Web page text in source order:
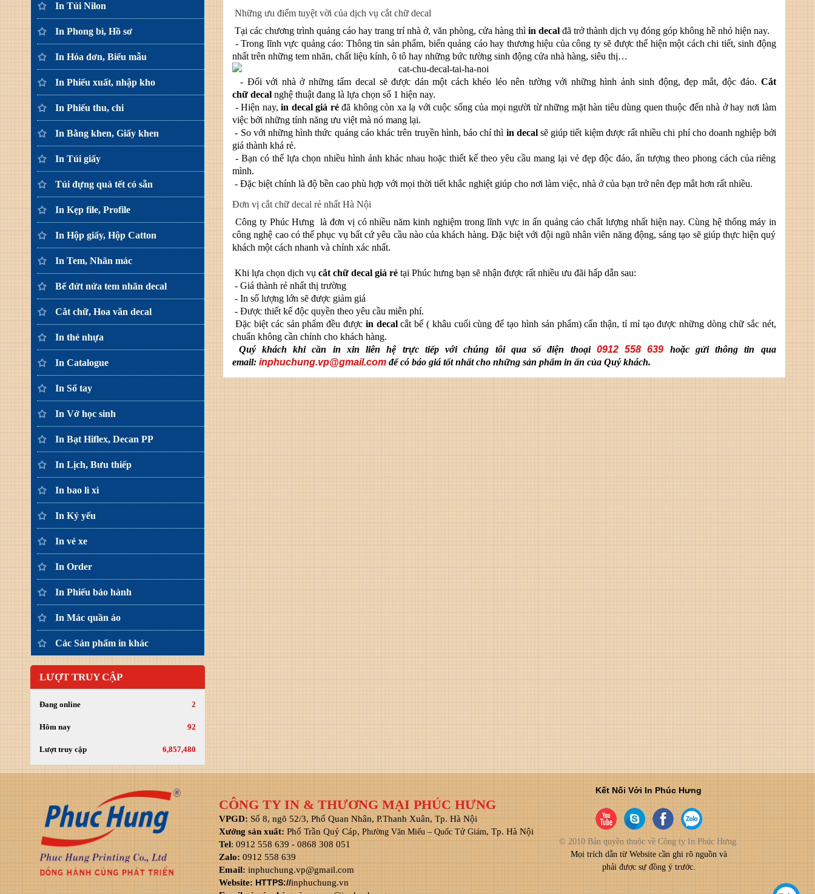
In Túi Nilon
In Phong bì, Hồ sơ
In Hóa đơn, Biểu mẫu
In Phiếu xuất, nhập kho
In Phiếu thu, chi
In Bằng khen, Giấy khen
In Túi giấy
Túi đựng quà tết có sẵn
In Kẹp file, Profile
In Hộp giấy, Hộp Catton
In Tem, Nhãn mác
Bế đứt nửa tem nhãn decal
Cắt chữ, Hoa văn decal
In thẻ nhựa
In Catalogue
In Sổ tay
In Vở học sinh
In Bạt Hiflex, Decan PP
In Lịch, Bưu thiếp
In bao lì xì
In Kỷ yếu
In vé xe
In Order
In Phiếu bảo hành
In Mác quần áo
Các Sản phẩm in khác
LƯỢT TRUY CẬP
Đang online 2
Hôm nay 92
Lượt truy cập 6,857,480
Những ưu điểm tuyệt vời của dịch vụ cắt chữ decal
Tại các chương trình quảng cáo hay trang trí nhà ở, văn phòng, cửa hàng thìin decal đã trở thành dịch vụ đóng góp không hề nhỏ hiện nay.
- Trong lĩnh vực quảng cáo: Thông tin sản phẩm, biển quảng cáo hay thương hiệu của công ty sẽ được thể hiện một cách chi tiết, sinh động
nhất trên những tem nhãn, chất liệu kính, ô tô hay những bức tường sinh động cửa nhà hàng, siêu thị…
- Đối với nhà ở những tấm decal sẽ được dán một cách khéo léo nên tường với những hình ảnh sinh động, đẹp mắt, độc đáo. Cắt
chữ decal nghệ thuật đang là lựa chọn số 1 hiện nay.
- Hiện nay,in decal giá rẻđã không còn xa lạ với cuộc sống của mọi người từ những mặt hàn tiêu dùng quen thuộc đến nhà ở hay nơi làm
việc bởi những tính năng ưu việt mà nó mang lại.
- So với những hình thức quảng cáo khác trên truyền hình, báo chí thì in decalsẽ giúp tiết kiệm được rất nhiều chi phí cho doanh nghiệp bởi
giá thành khá rẻ.
- Bạn có thể lựa chọn nhiều hình ảnh khác nhau hoặc thiết kế theo yêu cầu mang lại vẻ đẹp độc đáo, ấn tượng theo phong cách của riêng
mình.
- Đặc biệt chính là độ bền cao phù hợp với mọi thời tiết khắc nghiệt giúp cho nơi làm việc, nhà ở của bạn trở nên đẹp mắt hơn rất nhiều.
Đơn vị cắt chữ decal rẻ nhất Hà Nội
Công ty Phúc Hưng là đơn vị có nhiều năm kinh nghiệm trong lĩnh vực in ấn quảng cáo chất lượng nhất hiện nay. Cùng hệ thống máy in
công nghệ cao có thể phục vụ bất cứ yêu cầu nào của khách hàng. Đặc biệt với đội ngũ nhân viên năng động, sáng tạo sẽ giúp thực hiện quý
khách một cách nhanh và chính xác nhất.
Khi lựa chọn dịch vụcắt chữ decal giá rẻ tại Phúc hưng bạn sẽ nhận được rất nhiều ưu đãi hấp dẫn sau:
- Giá thành rẻ nhất thị trường
- In số lượng lớn sẽ được giảm giá
- Được thiết kế độc quyền theo yêu cầu miễn phí.
Đặc biệt các sản phẩm đều được in decalcắt bế ( khâu cuối cùng để tạo hình sản phẩm) cẩn thận, tỉ mỉ tạo được những dòng chữ sắc nét,
chuẩn không cần chỉnh cho khách hàng.
Quý khách khi cần in xin liên hệ trực tiếp với chúng tôi qua số điện thoại 0912 558 639 hoặc gửi thông tin qua
email: inphuchung.vp@gmail.com để có báo giá tốt nhất cho những sản phẩm in ấn của Quý khách.
CÔNG TY IN & THƯƠNG MẠI PHÚC HƯNG
VPGD: Số 8, ngõ 52/3, Phố Quan Nhân, P.Thanh Xuân, Tp. Hà Nội
Xưởng sản xuất: Phố Trần Quý Cáp, Phường Văn Miếu – Quốc Tử Giám, Tp. Hà Nội
Tel: 0912 558 639 - 0868 308 051
Zalo: 0912 558 639
Email: inphuchung.vp@gmail.com
Website: HTTPS://inphuchung.vn
Kết Nối Với In Phúc Hưng
© 2010 Bản quyền thuộc về Công ty In Phúc Hưng.
Mọi trích dẫn từ Website cần ghi rõ nguồn và
phải được sự đồng ý trước.